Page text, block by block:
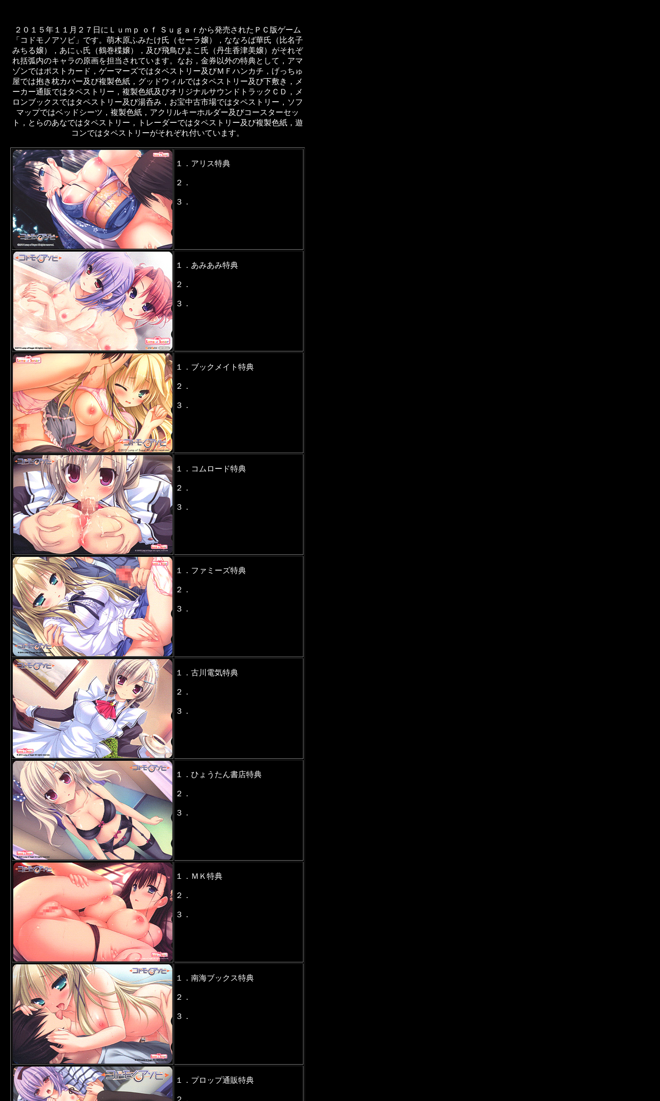
２０１５年１１月２７日にＬｕｍｐ ｏｆ Ｓｕｇａｒから発売されたＰＣ版ゲーム
「コドモノアソビ」です。萌木原ふみたけ氏（セーラ嬢），ななろば華氏（比名子
みちる嬢），あにぃ氏（鶴巻楪嬢），及び飛鳥ぴよこ氏（丹生香津美嬢）がそれぞ
れ括弧内のキャラの原画を担当されています。なお，金券以外の特典として，アマ
ゾンではポストカード，ゲーマーズではタペストリー及びＭＦハンカチ，げっちゅ
屋では抱き枕カバー及び複製色紙，グッドウィルではタペストリー及び下敷き，メ
ーカー通販ではタペストリー，複製色紙及びオリジナルサウンドトラックＣＤ，メ
ロンブックスではタペストリー及び湯呑み，お宝中古市場ではタペストリー，ソフ
マップではベッドシーツ，複製色紙，アクリルキーホルダー及びコースターセッ
ト，とらのあなではタペストリー，トレーダーではタペストリー及び複製色紙，遊
コンではタペストリーがそれぞれ付いています。
１．アリス特典
２．
３．
１．あみあみ特典
２．
３．
１．ブックメイト特典
２．
３．
１．コムロード特典
２．
３．
１．ファミーズ特典
２．
３．
１．古川電気特典
２．
３．
１．ひょうたん書店特典
２．
３．
１．ＭＫ特典
２．
３．
１．南海ブックス特典
２．
３．
１．プロップ通販特典
２．